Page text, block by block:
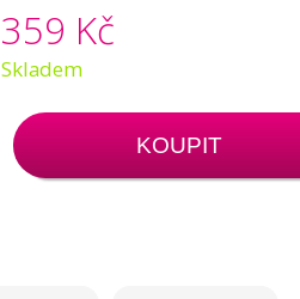
359 Kč
Skladem
KOUPIT